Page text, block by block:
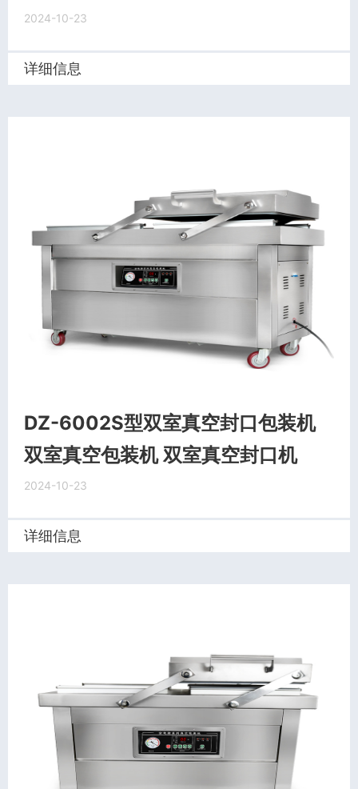
2024-10-23
详细信息
DZ-6002S型双室真空封口包装机
双室真空包装机 双室真空封口机
2024-10-23
详细信息